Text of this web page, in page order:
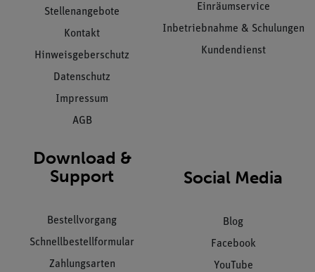
Stellenangebote
Kontakt
Hinweisgeberschutz
Datenschutz
Impressum
AGB
Einräumservice
Inbetriebnahme & Schulungen
Kundendienst
Download &
Support
Bestellvorgang
Schnellbestellformular
Zahlungsarten
Social Media
Blog
Facebook
YouTube